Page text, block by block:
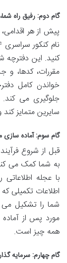
گام دوم: رفیق راه
پیش از هر
کنید. این
مقررات، کدها، و
خواندن کامل
جلوگیری می
سایرین متمایز
گام سوم: آماده سازی
قبل از شروع
به شما کمک می
با عجله
اطلاعات تکمیلی
شما را تشکیل
مورد پس از
همه چیز است.
گام چهارم: سرمایه